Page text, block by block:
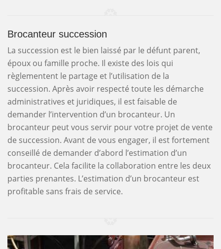
Brocanteur succession
La succession est le bien laissé par le défunt parent,
époux ou famille proche. Il existe des lois qui
règlementent le partage et l’utilisation de la
succession. Après avoir respecté toute les démarche
administratives et juridiques, il est faisable de
demander l’intervention d’un brocanteur. Un
brocanteur peut vous servir pour votre projet de vente
de succession. Avant de vous engager, il est fortement
conseillé de demander d’abord l’estimation d’un
brocanteur. Cela facilite la collaboration entre les deux
parties prenantes. L’estimation d’un brocanteur est
profitable sans frais de service.